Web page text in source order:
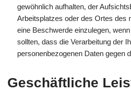
gewöhnlich aufhalten, der
Arbeitsplatzes oder des Ortes des
eine Beschwerde einzulegen,
sollten, dass die Verarbeitung der
personenbezogenen Daten gegen
Geschäftliche